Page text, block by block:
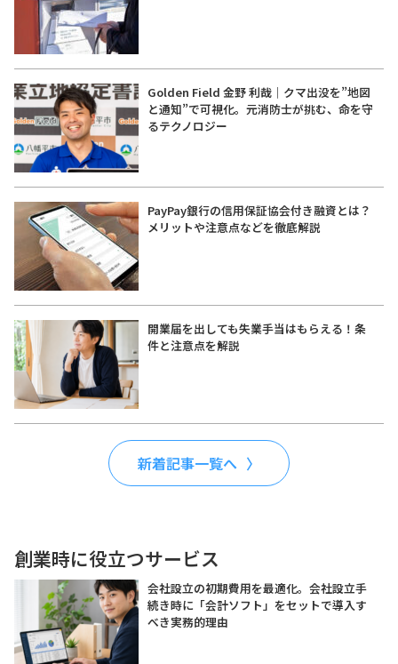
Golden Field 金野 利哉｜クマ出没を”地図
と通知”で可視化。元消防士が挑む、命を守
るテクノロジー
PayPay銀行の信用保証協会付き融資とは？
メリットや注意点などを徹底解説
開業届を出しても失業手当はもらえる！条
件と注意点を解説
新着記事一覧へ
創業時に役立つサービス
会社設立の初期費用を最適化。会社設立手
続き時に「会計ソフト」をセットで導入す
べき実務的理由